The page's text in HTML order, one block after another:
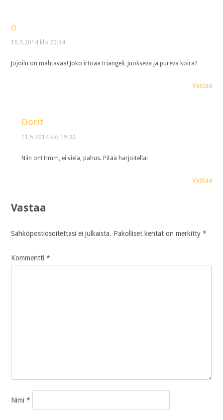
ö
10.5.2014 klo 20:34
Jojoilu on mahtavaa! Joko irtoaa triangeli, juokseva ja pureva koira?
Vastaa
Dorit
11.5.2014 klo 19:30
Niin on! Hmm, ei vielä, pahus. Pitää harjoitella!
Vastaa
Vastaa
Sähköpostiosoitettasi ei julkaista. Pakolliset kentät on merkitty*
Kommentti*
Nimi*